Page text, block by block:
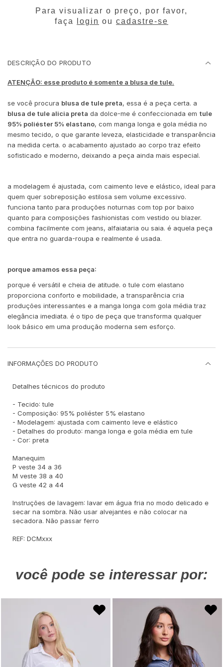
Para visualizar o preço, por favor,
faça
login ou cadastre-se
DESCRIÇÃO DO PRODUTO
ATENÇÃO: esse produto é somente a blusa de tule.
se você procura blusa de tule preta, essa é a peça certa. a
blusa de tule alicia preta da dolce-me é confeccionada em tule
95% poliéster 5% elastano, com manga longa e gola média no
mesmo tecido, o que garante leveza, elasticidade e transparência
na medida certa. o acabamento ajustado ao corpo traz efeito
sofisticado e moderno, deixando a peça ainda mais especial.
a modelagem é ajustada, com caimento leve e elástico, ideal para
quem quer sobreposição estilosa sem volume excessivo.
funciona tanto para produções noturnas com top por baixo
quanto para composições fashionistas com vestido ou blazer.
combina facilmente com jeans, alfaiataria ou saia. é aquela peça
que entra no guarda-roupa e realmente é usada.
porque amamos essa peça:
porque é versátil e cheia de atitude. o tule com elastano
proporciona conforto e mobilidade, a transparência cria
produções interessantes e a manga longa com gola média traz
elegância imediata. é o tipo de peça que transforma qualquer
look básico em uma produção moderna sem esforço.
INFORMAÇÕES DO PRODUTO
Detalhes técnicos do produto
- Tecido: tule
- Composição: 95% poliéster 5% elastano
- Modelagem: ajustada com caimento leve e elástico
- Detalhes do produto: manga longa e gola média em tule
- Cor: preta
Manequim
P veste 34 a 36
M veste 38 a 40
G veste 42 a 44
Instruções de lavagem: lavar em água fria no modo delicado e
secar na sombra. Não usar alvejantes e não colocar na
secadora. Não passar ferro
REF: DCMxxx
você pode se interessar por: